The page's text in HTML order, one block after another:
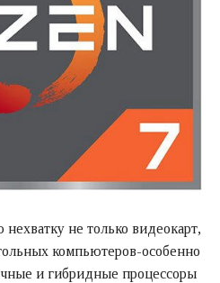
не только видеокарт,
компьютеров-особенно
и гибридные процессоры